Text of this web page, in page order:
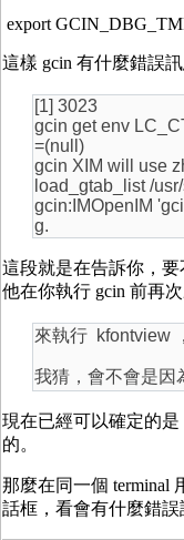
export
這樣 gcin 有什麼錯誤
[1] 3023
gcin get env
=(null)
gcin XIM will use
load_gtab_list /
gcin:IMOpenIM
g.
這段就是在告訴你，
他在你執行 gcin 前再
來執行 kfontview
我猜，會不會是因
現在已經可以確定的是
的。
那麼在同一個 terminal
話框，看會有什麼錯誤